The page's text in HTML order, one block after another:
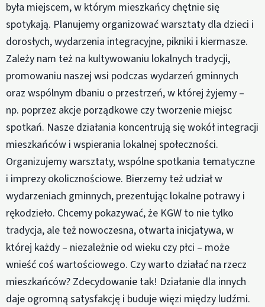
była miejscem, w którym mieszkańcy chętnie się
spotykają. Planujemy organizować warsztaty dla dzieci i
dorosłych, wydarzenia integracyjne, pikniki i kiermasze.
Zależy nam też na kultywowaniu lokalnych tradycji,
promowaniu naszej wsi podczas wydarzeń gminnych
oraz wspólnym dbaniu o przestrzeń, w której żyjemy –
np. poprzez akcje porządkowe czy tworzenie miejsc
spotkań. Nasze działania koncentrują się wokół integracji
mieszkańców i wspierania lokalnej społeczności.
Organizujemy warsztaty, wspólne spotkania tematyczne
i imprezy okolicznościowe. Bierzemy też udział w
wydarzeniach gminnych, prezentując lokalne potrawy i
rękodzieło. Chcemy pokazywać, że KGW to nie tylko
tradycja, ale też nowoczesna, otwarta inicjatywa, w
której każdy – niezależnie od wieku czy płci – może
wnieść coś wartościowego. Czy warto działać na rzecz
mieszkańców? Zdecydowanie tak! Działanie dla innych
daje ogromną satysfakcję i buduje więzi między ludźmi.